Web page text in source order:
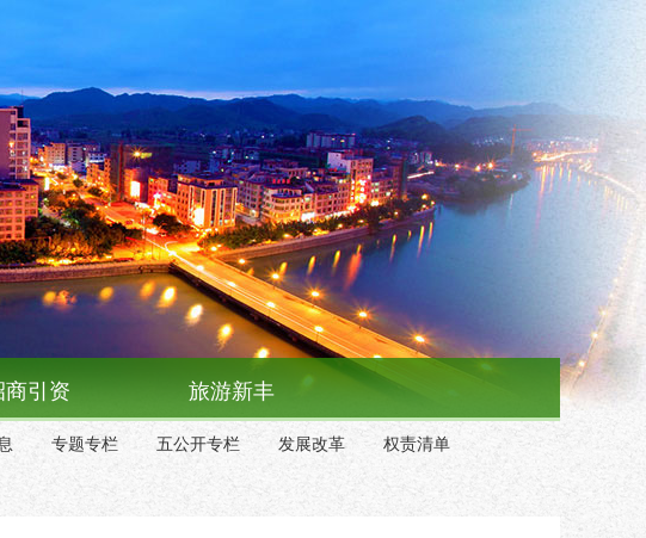
商引资 旅游新丰
专题专栏 五公开专栏 发展改革 权责清单